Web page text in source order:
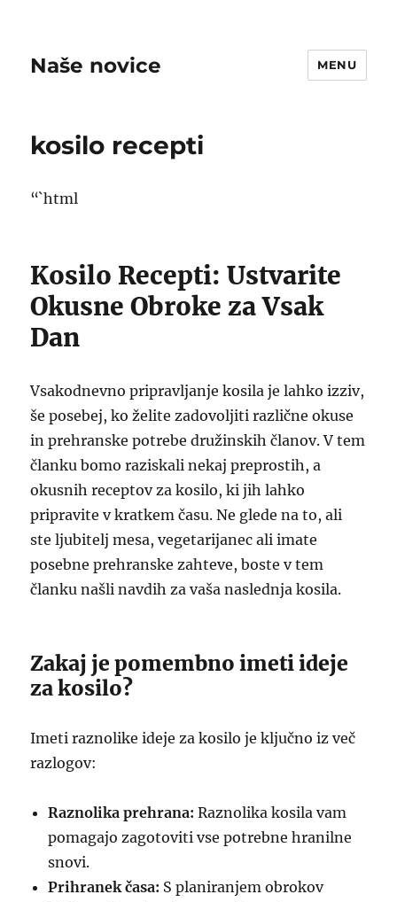
Naše novice MENU
kosilo recepti
“`html
Kosilo Recepti: Ustvarite
Okusne Obroke za Vsak
Dan
Vsakodnevno pripravljanje kosila je lahko izziv,
še posebej, ko želite zadovoljiti različne okuse
in prehranske potrebe družinskih članov. V tem
članku bomo raziskali nekaj preprostih, a
okusnih receptov za kosilo, ki jih lahko
pripravite v kratkem času. Ne glede na to, ali
ste ljubitelj mesa, vegetarijanec ali imate
posebne prehranske zahteve, boste v tem
članku našli navdih za vaša naslednja kosila.
Zakaj je pomembno imeti ideje
za kosilo?
Imeti raznolike ideje za kosilo je ključno iz več
razlogov:
Raznolika prehrana: Raznolika kosila vam
pomagajo zagotoviti vse potrebne hranilne
snovi.
Prihranek časa: S planiranjem obrokov